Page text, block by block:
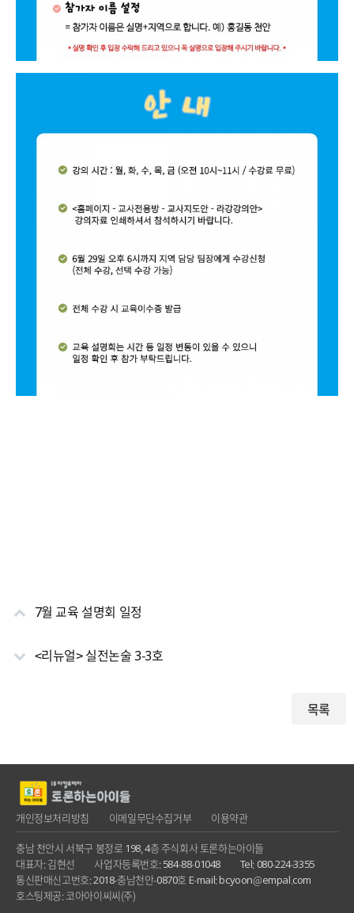
7월 교육 설명회 일정
<리뉴얼> 실전논술 3-3호
목록
개인정보처리방침 이메일무단수집거부
이용약관
충남 천안시 서북구 봉정로 198, 4층 주식회사 토론하는아이들
대표자: 김현선
사업자등록번호: 584-88-01048
Tel: 080-224-3355
통신판매신고번호: 2018-충남천안-0870호 E-mail: bcyoon@empal.com
호스팅제공: 코아아이씨씨(주)